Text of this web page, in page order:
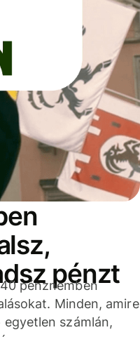
pénzt
pénznemben
Minden, amire
számlán,